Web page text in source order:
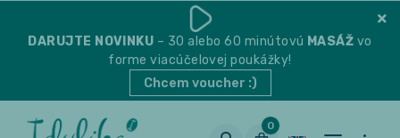
DARUJTE NOVINKU – 30 alebo 60 minútovú MASÁŽ vo
forme viacúčelovej poukážky!
Chcem voucher :)
0